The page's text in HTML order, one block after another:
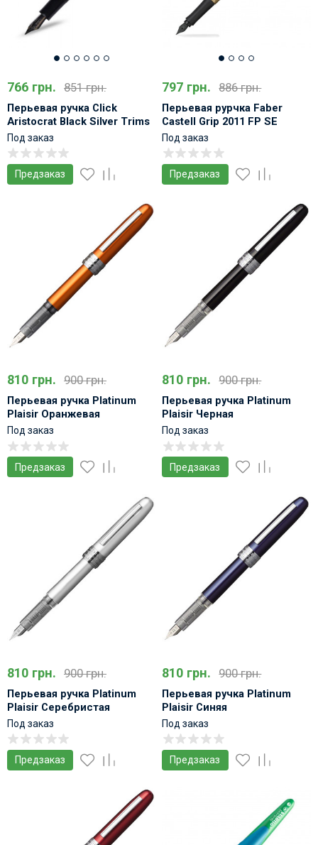
766 грн. 851 грн.
Перьевая ручка Click
Aristocrat Black Silver Trims
Под заказ
Предзаказ
797 грн. 886 грн.
Перьевая рурчка Faber
Castell Grip 2011 FP SE
Золотая
Под заказ
Предзаказ
810 грн. 900 грн.
Перьевая ручка Platinum
Plaisir Оранжевая
Под заказ
Предзаказ
810 грн. 900 грн.
Перьевая ручка Platinum
Plaisir Черная
Под заказ
Предзаказ
810 грн. 900 грн.
Перьевая ручка Platinum
Plaisir Серебристая
Под заказ
Предзаказ
810 грн. 900 грн.
Перьевая ручка Platinum
Plaisir Синяя
Под заказ
Предзаказ